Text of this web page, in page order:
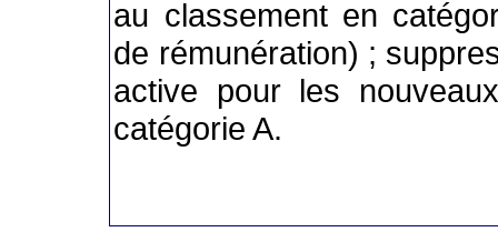
au classement en
de rémunération) ;
active pour les
catégorie A.